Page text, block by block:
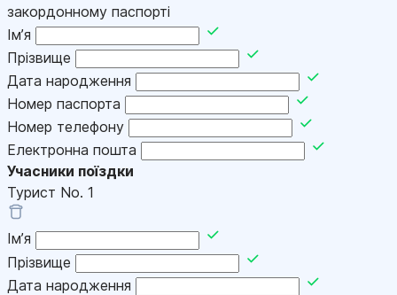
закордонному паспорті
Імʼя
Прізвище
Дата народження
Номер паспорта
Номер телефону
Електронна пошта
Учасники поїздки
Турист No. 1
Імʼя
Прізвище
Дата народження